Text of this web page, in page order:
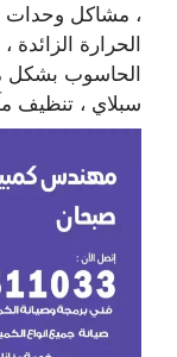
، مشاكل وحدات
الحرارة الزائدة
الحاسوب بشكل
سبلاي ، تنظيف